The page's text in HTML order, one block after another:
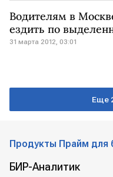
Водителям в
ездить по
31 марта 2012, 03:01
Еще
Продукты Прайм для
БИР-Аналитик